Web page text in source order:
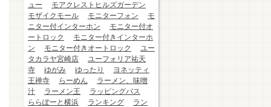
ュー
モアクレストヒルズガーデン
モザイクモール
モニターフォン
モ
ニター付インターホン
モニター付オ
ートロック
モニター付きインターホ
ン
モニター付きオートロック
ユー
タカラヤ宮崎店
ユーフォリア祐天
寺
ゆがみ ゆったり
ヨネッティ
王禅寺
らーめん
ラーメン、味噌
汁
ラーメン王
ラッピングバス
ららぽーと横浜
ランキング
ラン